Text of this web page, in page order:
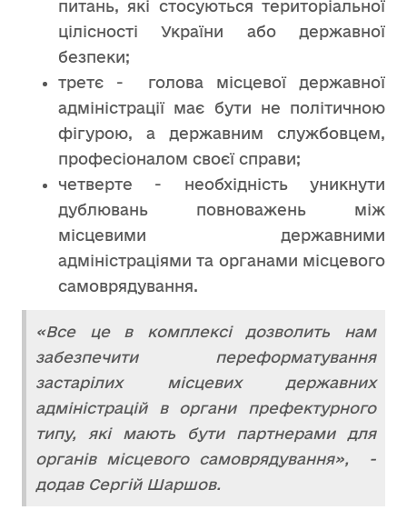
питань, які стосуються територіальної
цілісності України або державної
безпеки;
третє - голова місцевої державної
адміністрації має бути не політичною
фігурою, а державним службовцем,
професіоналом своєї справи;
четверте - необхідність уникнути
дублювань повноважень між
місцевими державними
адміністраціями та органами місцевого
самоврядування.
«Все це в комплексі дозволить нам
забезпечити переформатування
застарілих місцевих державних
адміністрацій в органи префектурного
типу, які мають бути партнерами для
органів місцевого самоврядування», -
додав Сергій Шаршов.